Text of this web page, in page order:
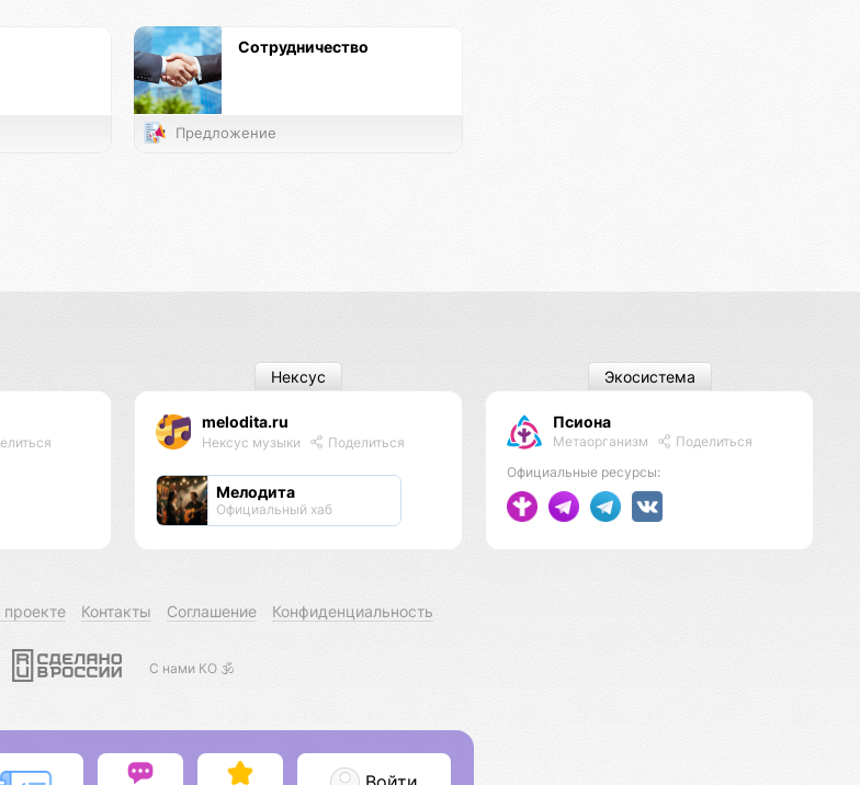
Сотрудничество
Предложение
melodita.ru
Нексус музыки Поделиться
Мелодита
Официальный хаб
Нексус
Псиона
Метаорганизм
Поделиться
Официальные ресурсы:
Экосистема
Контакты Соглашение Конфиденциальность
С нами КО 🕉️